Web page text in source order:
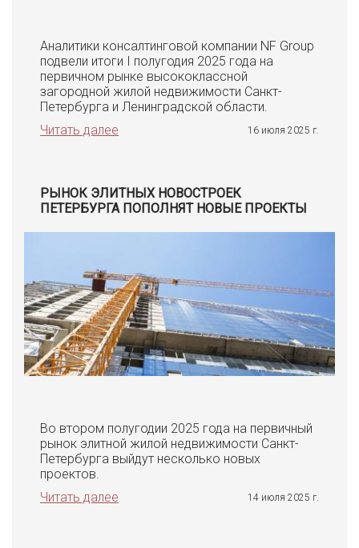
Аналитики консалтинговой компании NF Group
подвели итоги I полугодия 2025 года на
первичном рынке высококлассной
загородной жилой недвижимости Санкт-
Петербурга и Ленинградской области.
Читать далее
16 июля 2025 г.
РЫНОК ЭЛИТНЫХ НОВОСТРОЕК
ПЕТЕРБУРГА ПОПОЛНЯТ НОВЫЕ ПРОЕКТЫ
Во втором полугодии 2025 года на первичный
рынок элитной жилой недвижимости Санкт-
Петербурга выйдут несколько новых
проектов.
Читать далее
14 июля 2025 г.